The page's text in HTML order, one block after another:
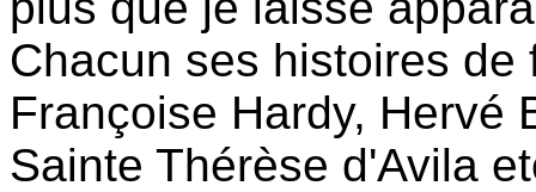
Chacun ses histoires de
Françoise Hardy, Hervé
Sainte Thérèse d'Avila